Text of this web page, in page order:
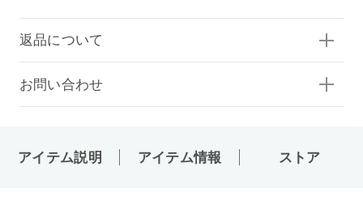
返品について
お問い合わせ
アイテム説明 アイテム情報 ストア